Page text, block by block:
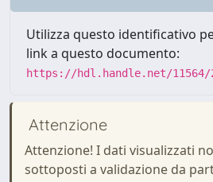
Utilizza questo identificativo
link a questo documento:
https://hdl.handle.net/11564/
Attenzione
Attenzione! I dati visualizzati
sottoposti a validazione da